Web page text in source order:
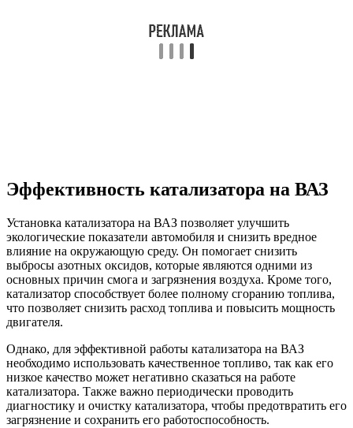
Эффективность катализатора на ВАЗ
Установка катализатора на ВАЗ позволяет улучшить
экологические показатели автомобиля и снизить вредное
влияние на окружающую среду. Он помогает снизить
выбросы азотных оксидов, которые являются одними из
основных причин смога и загрязнения воздуха. Кроме того,
катализатор способствует более полному сгоранию топлива,
что позволяет снизить расход топлива и повысить мощность
двигателя.
Однако, для эффективной работы катализатора на ВАЗ
необходимо использовать качественное топливо, так как его
низкое качество может негативно сказаться на работе
катализатора. Также важно периодически проводить
диагностику и очистку катализатора, чтобы предотвратить его
загрязнение и сохранить его работоспособность.